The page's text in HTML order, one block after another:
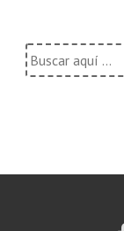
Buscar
por: